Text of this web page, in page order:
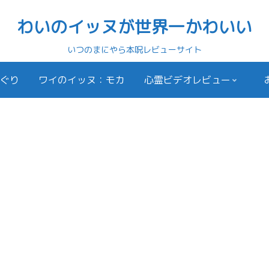
わいのイッヌが世界一かわいい
いつのまにやら本呪レビューサイト
り ワイのイッヌ：モカ 心霊ビデオレビュー